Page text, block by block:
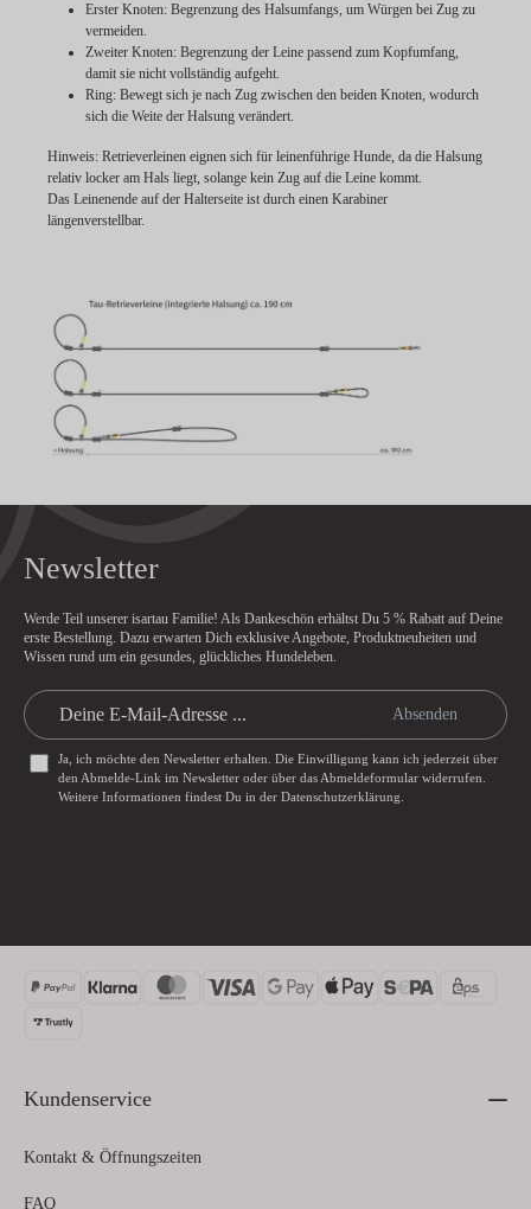
Erster Knoten: Begrenzung des Halsumfangs, um Würgen bei Zug zu
vermeiden.
Zweiter Knoten: Begrenzung der Leine passend zum Kopfumfang,
damit sie nicht vollständig aufgeht.
Ring: Bewegt sich je nach Zug zwischen den beiden Knoten, wodurch
sich die Weite der Halsung verändert.
Hinweis: Retrieverleinen eignen sich für leinenführige Hunde, da die Halsung
relativ locker am Hals liegt, solange kein Zug auf die Leine kommt.
Das Leinenende auf der Halterseite ist durch einen Karabiner
längenverstellbar.
Newsletter
Werde Teil unserer isartau Familie! Als Dankeschön erhältst Du 5 % Rabatt auf Deine
erste Bestellung. Dazu erwarten Dich exklusive Angebote, Produktneuheiten und
Wissen rund um ein gesundes, glückliches Hundeleben.
Absenden
Ja, ich möchte den Newsletter erhalten. Die Einwilligung kann ich jederzeit über
den Abmelde-Link im Newsletter oder über das Abmeldeformularwiderrufen.
Weitere Informationen findest Du in der Datenschutzerklärung
Kundenservice
Kontakt & Öffnungszeiten
FAQ